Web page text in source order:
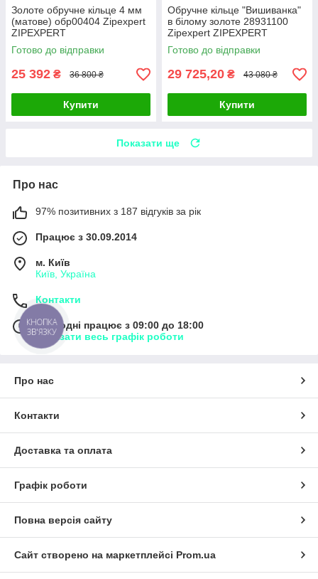
Золоте обручне кільце 4 мм
(матове) обр00404 Zipexpert
ZIPEXPERT
Готово до відправки
25 392 ₴ 36 800 ₴
Купити
Обручне кільце "Вишиванка"
в білому золоте 28931100
Zipexpert ZIPEXPERT
Готово до відправки
29 725,20 ₴ 43 080 ₴
Купити
Показати ще
Про нас
97% позитивних з 187 відгуків за рік
Працює з 30.09.2014
м. Київ
Київ, Україна
Контакти
Сьогодні працює з 09:00 до 18:00
Показати весь графік роботи
Про нас
Контакти
Доставка та оплата
Графік роботи
Повна версія сайту
Сайт створено на маркетплейсі Prom.ua
КНОПКА
ЗВ'ЯЗКУ